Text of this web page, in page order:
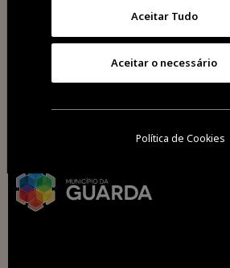
Aceitar Tudo
Aceitar o necessário
Política de Cookies